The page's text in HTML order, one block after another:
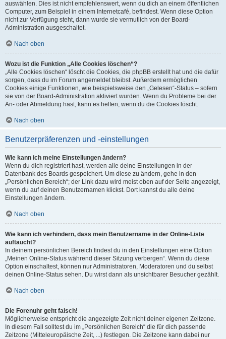
auswählen. Dies ist nicht empfehlenswert, wenn du dich an einem öffentlichen
Computer, zum Beispiel in einem Internetcafé, befindest. Wenn diese Option
nicht zur Verfügung steht, dann wurde sie vermutlich von der Board-
Administration ausgeschaltet.
Nach oben
Wozu ist die Funktion „Alle Cookies löschen“?
„Alle Cookies löschen“ löscht die Cookies, die phpBB erstellt hat und die dafür
sorgen, dass du im Forum angemeldet bleibst. Außerdem ermöglichen
Cookies einige Funktionen, wie beispielsweise den „Gelesen“-Status – sofern
sie von der Board-Administration aktiviert wurden. Wenn du Probleme bei der
An- oder Abmeldung hast, kann es helfen, wenn du die Cookies löscht.
Nach oben
Benutzerpräferenzen und -einstellungen
Wie kann ich meine Einstellungen ändern?
Wenn du dich registriert hast, werden alle deine Einstellungen in der
Datenbank des Boards gespeichert. Um diese zu ändern, gehe in den
„Persönlichen Bereich“; der Link dazu wird meist oben auf der Seite angezeigt,
wenn du auf deinen Benutzernamen klickst. Dort kannst du alle deine
Einstellungen ändern.
Nach oben
Wie kann ich verhindern, dass mein Benutzername in der Online-Liste
auftaucht?
In deinem persönlichen Bereich findest du in den Einstellungen eine Option
„Meinen Online-Status während dieser Sitzung verbergen“. Wenn du diese
Option einschaltest, können nur Administratoren, Moderatoren und du selbst
deinen Online-Status sehen. Du wirst dann als unsichtbarer Besucher gezählt.
Nach oben
Die Forenuhr geht falsch!
Möglicherweise entspricht die angezeigte Zeit nicht deiner eigenen Zeitzone.
In diesem Fall solltest du im „Persönlichen Bereich“ die für dich passende
Zeitzone (Mitteleuropäische Zeit, ...) festlegen. Die Zeitzone kann dabei nur